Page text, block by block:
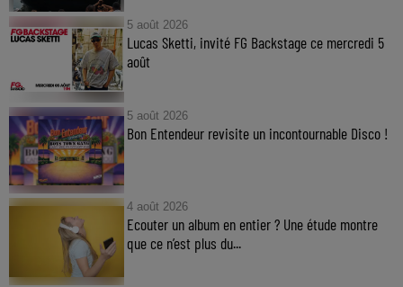
5 août 2026
Lucas Sketti, invité FG Backstage ce mercredi 5
août
5 août 2026
Bon Entendeur revisite un incontournable Disco !
4 août 2026
Ecouter un album en entier ? Une étude montre
que ce n’est plus du...